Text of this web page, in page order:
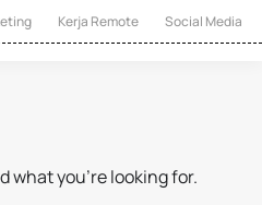
Kerja Remote Social Media
what you’re looking for.